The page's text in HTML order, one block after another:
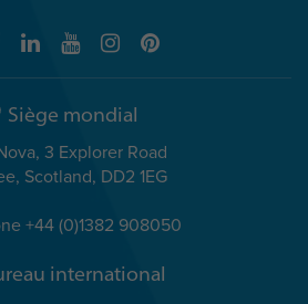
Siège mondial
3 Explorer Road
Scotland, DD2 1EG
+44 (0)1382 908050
international